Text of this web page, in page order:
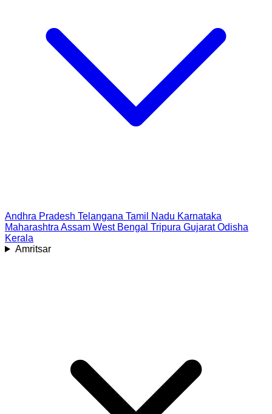
Andhra Pradesh Telangana Tamil Nadu Karnataka
Maharashtra Assam West Bengal Tripura Gujarat Odisha
Kerala
Amritsar